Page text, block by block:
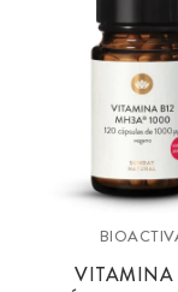
VITAMINA